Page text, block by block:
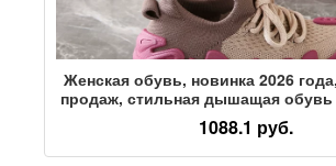
Женская обувь, новинка 2026
продаж, стильная дышащая обувь
сетки с кокосовым орехом
повседневная спортивная обувь
подошве
1088.1 руб.